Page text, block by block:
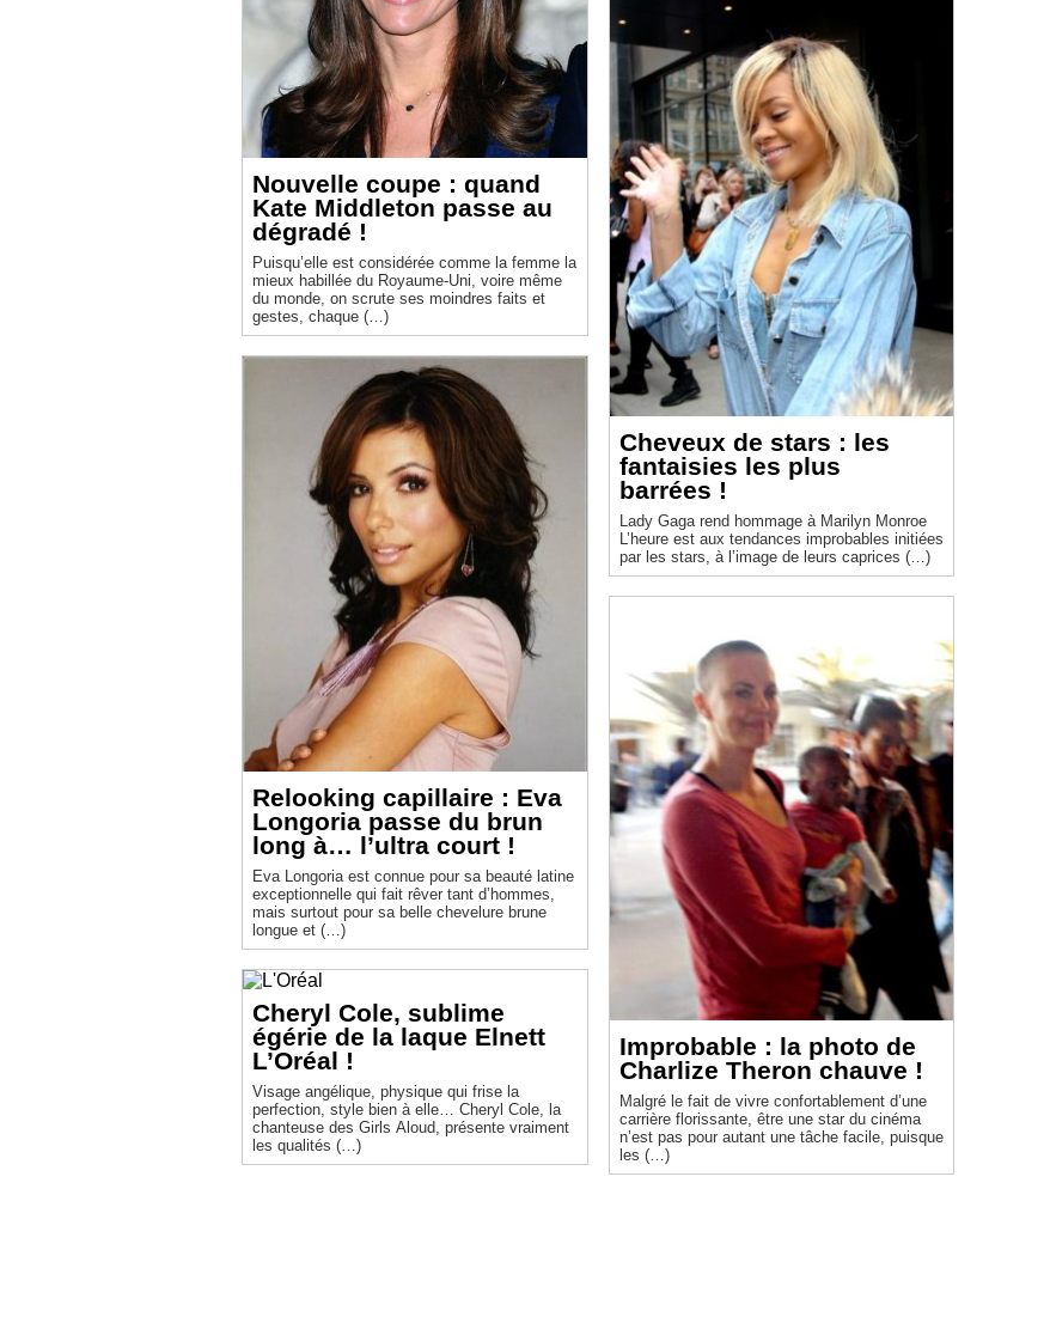
Nouvelle coupe : quand
Kate Middleton passe au
dégradé !
Puisqu’elle est considérée comme la femme la
mieux habillée du Royaume-Uni, voire même
du monde, on scrute ses moindres faits et
gestes, chaque (…)
Relooking capillaire : Eva
Longoria passe du brun
long à… l’ultra court !
Eva Longoria est connue pour sa beauté latine
exceptionnelle qui fait rêver tant d’hommes,
mais surtout pour sa belle chevelure brune
longue et (…)
Cheryl Cole, sublime
égérie de la laque Elnett
L’Oréal !
Visage angélique, physique qui frise la
perfection, style bien à elle… Cheryl Cole, la
chanteuse des Girls Aloud, présente vraiment
les qualités (…)
Cheveux de stars : les
fantaisies les plus
barrées !
Lady Gaga rend hommage à Marilyn Monroe
L’heure est aux tendances improbables initiées
par les stars, à l’image de leurs caprices (…)
Improbable : la photo de
Charlize Theron chauve !
Malgré le fait de vivre confortablement d’une
carrière florissante, être une star du cinéma
n’est pas pour autant une tâche facile, puisque
les (…)